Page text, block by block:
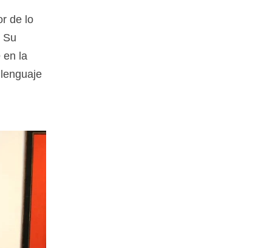
de lo
Su
en la